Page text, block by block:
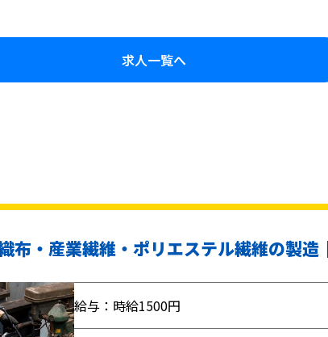
求人一覧へ
布・産業繊維・ポリエステル繊維の製造
給与：時給1500円